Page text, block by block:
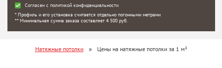
Согласен с политикой конфиденциальности
* Профиль и его установка считается отдельно погонными метрами
** Минимальная сумма заказа составляет 4 500 руб.
Натяжные потолки » Цены на натяжные потолки за 1 м²